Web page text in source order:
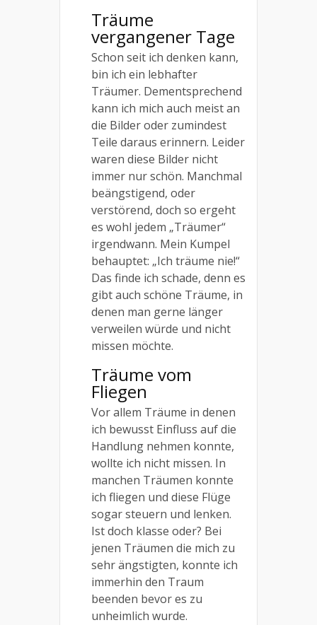
Träume
vergangener Tage
Schon seit ich denken kann,
bin ich ein lebhafter
Träumer. Dementsprechend
kann ich mich auch meist an
die Bilder oder zumindest
Teile daraus erinnern. Leider
waren diese Bilder nicht
immer nur schön. Manchmal
beängstigend, oder
verstörend, doch so ergeht
es wohl jedem „Träumer“
irgendwann. Mein Kumpel
behauptet: „Ich träume nie!“
Das finde ich schade, denn es
gibt auch schöne Träume, in
denen man gerne länger
verweilen würde und nicht
missen möchte.
Träume vom
Fliegen
Vor allem Träume in denen
ich bewusst Einfluss auf die
Handlung nehmen konnte,
wollte ich nicht missen. In
manchen Träumen konnte
ich fliegen und diese Flüge
sogar steuern und lenken.
Ist doch klasse oder? Bei
jenen Träumen die mich zu
sehr ängstigten, konnte ich
immerhin den Traum
beenden bevor es zu
unheimlich wurde.